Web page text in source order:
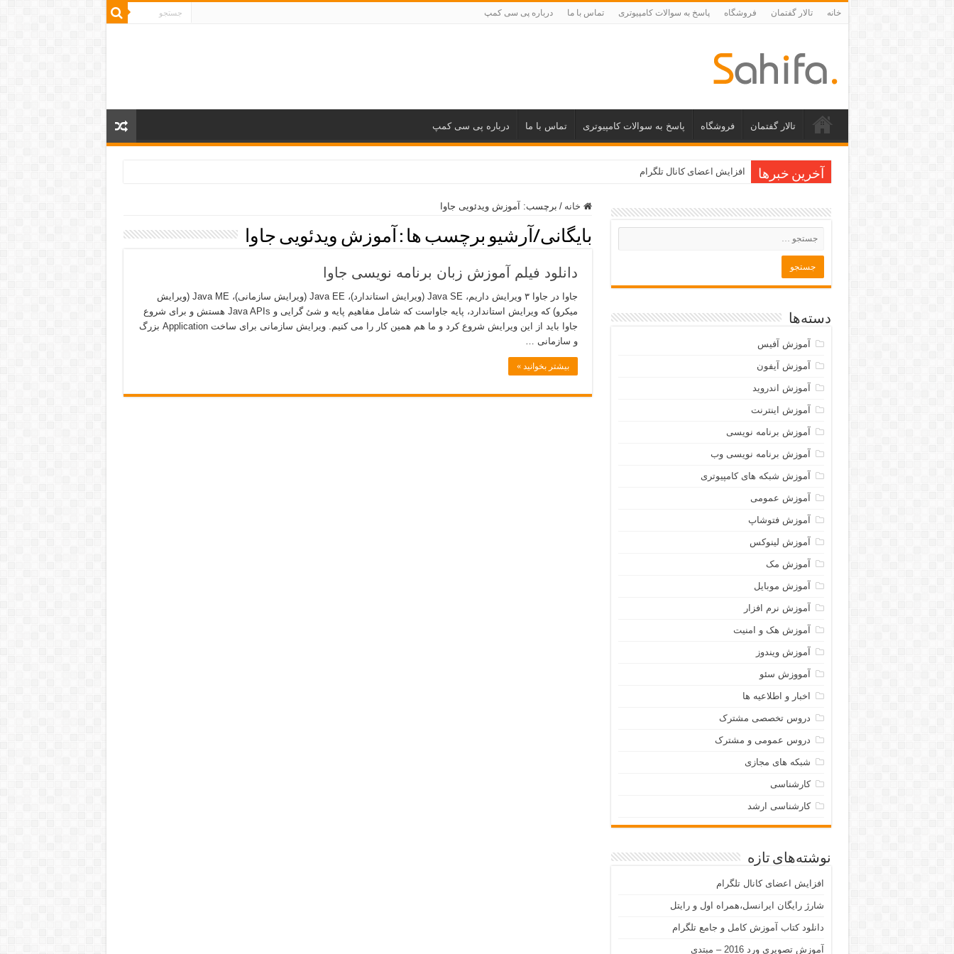
خانه تالار گفتمان فروشگاه پاسخ به سوالات کامپیوتری تماس با ما درباره پی سی کمپ
تالار گفتمان فروشگاه پاسخ به سوالات کامپیوتری تماس با ما درباره پی سی کمپ
آخرین خبرها افزایش اعضای کانال تلگرام
خانه / برچسب: آموزش ویدئویی جاوا
بایگانی/آرشیو برچسب ها : آموزش ویدئویی جاوا
دانلود فیلم آموزش زبان برنامه نویسی جاوا
جاوا در جاوا ۳ ویرایش داریم، Java SE (ویرایش استاندارد)، Java EE (ویرایش سازمانی)، Java ME (ویرایش
میکرو) که ویرایش استاندارد، پایه جاواست که شامل مفاهیم پایه و شئ گرایی و Java APIs هستش و برای شروع
جاوا باید از این ویرایش شروع کرد و ما هم همین کار را می کنیم. ویرایش سازمانی برای ساخت Application بزرگ
و سازمانی …
بیشتر بخوانید »
دسته‌ها
آموزش آفیس
آموزش آیفون
آموزش اندروید
آموزش اینترنت
آموزش برنامه نویسی
آموزش برنامه نویسی وب
آموزش شبکه های کامپیوتری
آموزش عمومی
آموزش فتوشاپ
آموزش لینوکس
آموزش مک
آموزش موبایل
آموزش نرم افزار
آموزش هک و امنیت
آموزش ویندوز
آمووزش سئو
اخبار و اطلاعیه ها
دروس تخصصی مشترک
دروس عمومی و مشترک
شبکه های مجازی
کارشناسی
کارشناسی ارشد
نوشته‌های تازه
افزایش اعضای کانال تلگرام
شارژ رایگان ایرانسل،همراه اول و رایتل
دانلود کتاب آموزش کامل و جامع تلگرام
آموزش تصویری ورد 2016 – مبتدی